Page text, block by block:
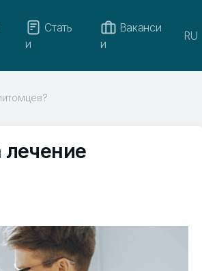
Стать
и
Ваканси
и
RU
лечение